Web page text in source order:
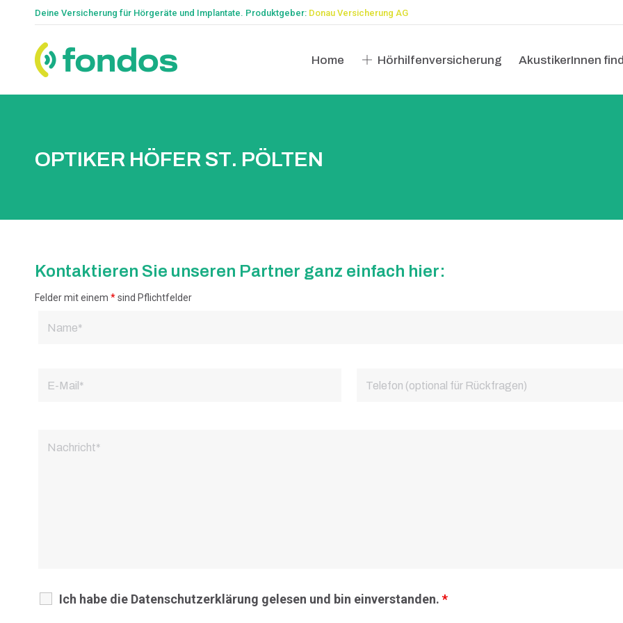
Deine Versicherung für Hörgeräte und Implantate. Produktgeber: Donau Versicherung AG
Home Hörhilfenversicherung AkustikerInnen
OPTIKER HÖFER ST. PÖLTEN
Kontaktieren Sie unseren Partner ganz einfach hier:
Felder mit einem *sind Pflichtfelder
Ich habe die Datenschutzerklärung gelesen und bin einverstanden. *
Home Hörhilfenversicherung AkustikerInnen